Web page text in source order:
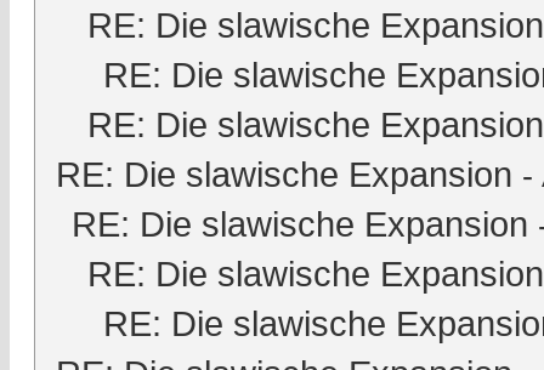
RE: Die slawische Expansion
RE: Die slawische
RE: Die slawische Expansion
RE: Die slawische Expansion -
RE: Die slawische Expansion
RE: Die slawische Expansion
RE: Die slawische